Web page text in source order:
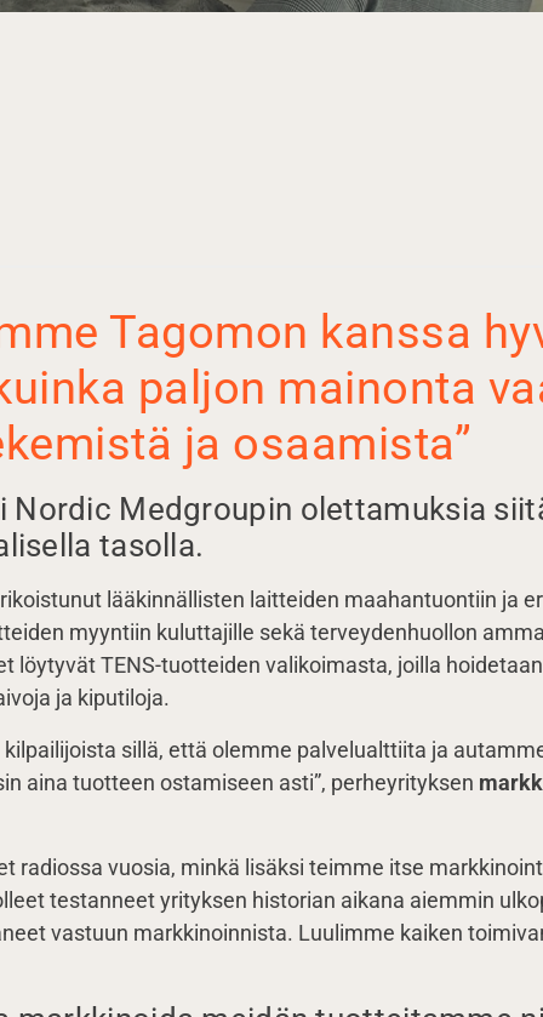
Tagomon kanssa
paljon mainonta
ja osaamista”
Nordic Medgroupin olettamuksia
tasolla.
lääkinnällisten laitteiden maahantuontiin ja
myyntiin kuluttajille sekä terveydenhuollon
löytyvät TENS-tuotteiden valikoimasta, joilla
ja kiputiloja.
sillä, että olemme palvelualttiita ja
aina tuotteen ostamiseen asti”, perheyrityksen
radiossa vuosia, minkä lisäksi teimme itse
testanneet yrityksen historian aikana aiemmin
vastuun markkinoinnista. Luulimme kaiken